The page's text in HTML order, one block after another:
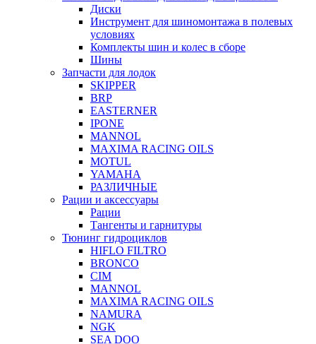
Диски
Инструмент для шиномонтажа в полевых
условиях
Комплекты шин и колес в сборе
Шины
Запчасти для лодок
SKIPPER
BRP
EASTERNER
IPONE
MANNOL
MAXIMA RACING OILS
MOTUL
YAMAHA
РАЗЛИЧНЫЕ
Рации и аксессуары
Рации
Тангенты и гарнитуры
Тюнинг гидроциклов
HIFLO FILTRO
BRONCO
CIM
MANNOL
MAXIMA RACING OILS
NAMURA
NGK
SEA DOO